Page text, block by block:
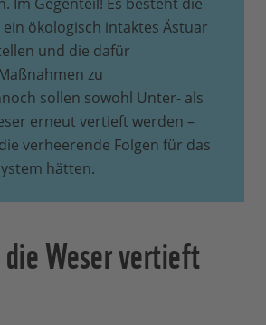
Im Gegenteil! Es besteht die
ökologisch intaktes Ästuar
und die dafür
zu
sollen sowohl Unter- als
erneut vertieft werden –
verheerende Folgen für das
hätten.
Weser vertieft